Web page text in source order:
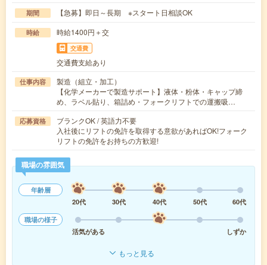
期間 【急募】即日～長期 ※スタート日相談OK
時給 時給1400円＋交
交通費
交通費支給あり
仕事内容
製造（組立・加工）
【化学メーカーで製造サポート】液体・粉体・キャップ締
め、ラベル貼り、箱詰め・フォークリフトでの運搬吸…
応募資格
ブランクOK / 英語力不要
入社後にリフトの免許を取得する意欲があればOK!フォーク
リフトの免許をお持ちの方歓迎!
職場の雰囲気
年齢層
20代
30代 40代 50代
60代
職場の様子
活気がある
しずか
もっと見る